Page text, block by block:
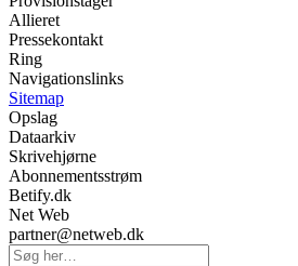
Allieret
Pressekontakt
Ring
Navigationslinks
Sitemap
Opslag
Dataarkiv
Skrivehjørne
Abonnementsstrøm
Betify.dk
Net Web
partner@netweb.dk